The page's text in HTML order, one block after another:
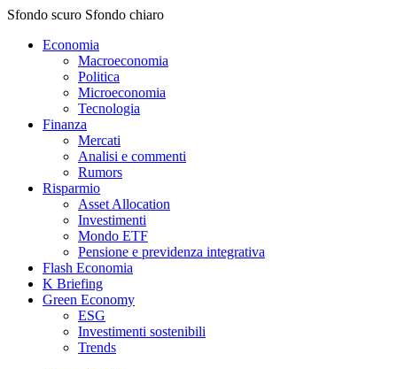
Sfondo scuro Sfondo chiaro
Economia
Macroeconomia
Politica
Microeconomia
Tecnologia
Finanza
Mercati
Analisi e commenti
Rumors
Risparmio
Asset Allocation
Investimenti
Mondo ETF
Pensione e previdenza integrativa
Flash Economia
K Briefing
Green Economy
ESG
Investimenti sostenibili
Trends